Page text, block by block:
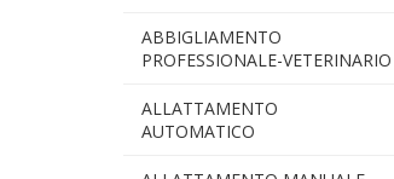
ABBIGLIAMENTO
PROFESSIONALE-VETERINARIO
ALLATTAMENTO
AUTOMATICO